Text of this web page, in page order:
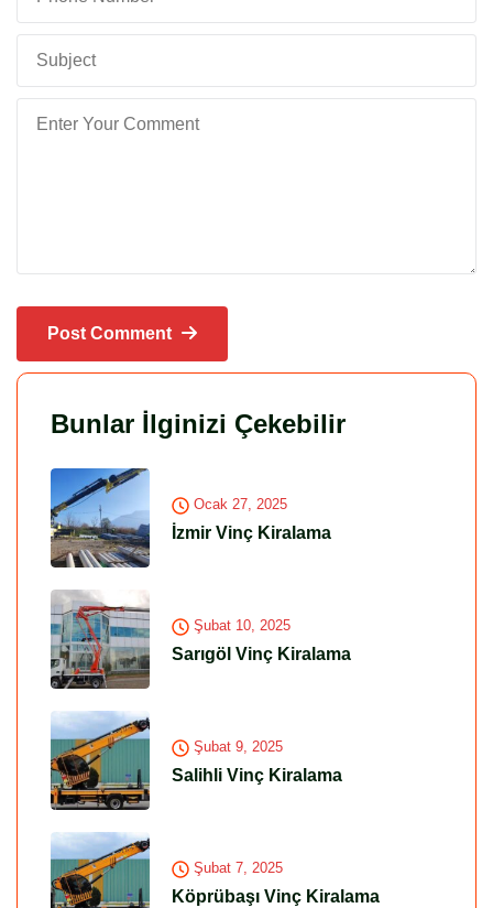
Post Comment
Bunlar İlginizi Çekebilir
Ocak 27, 2025
İzmir Vinç Kiralama
Şubat 10, 2025
Sarıgöl Vinç Kiralama
Şubat 9, 2025
Salihli Vinç Kiralama
Şubat 7, 2025
Köprübaşı Vinç Kiralama